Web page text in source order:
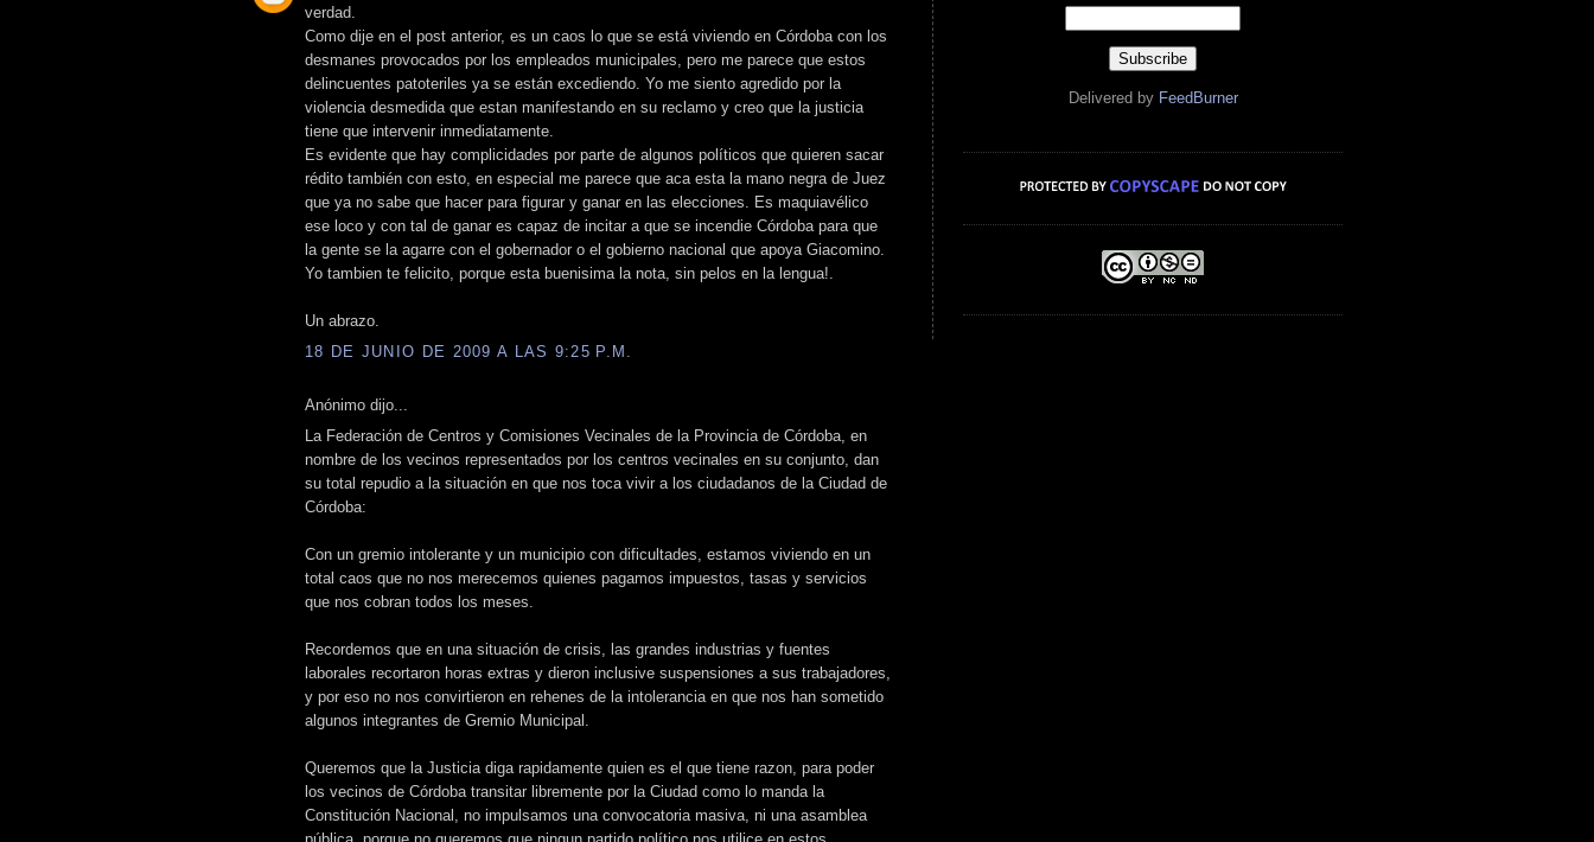
verdad.
Como dije en el post anterior, es un caos lo que se está viviendo en Córdoba con los
desmanes provocados por los empleados municipales, pero me parece que estos
delincuentes patoteriles ya se están excediendo. Yo me siento agredido por la
violencia desmedida que estan manifestando en su reclamo y creo que la justicia
tiene que intervenir inmediatamente.
Es evidente que hay complicidades por parte de algunos políticos que quieren sacar
rédito también con esto, en especial me parece que aca esta la mano negra de Juez
que ya no sabe que hacer para figurar y ganar en las elecciones. Es maquiavélico
ese loco y con tal de ganar es capaz de incitar a que se incendie Córdoba para que
la gente se la agarre con el gobernador o el gobierno nacional que apoya Giacomino.
Yo tambien te felicito, porque esta buenisima la nota, sin pelos en la lengua!.
Un abrazo.
18 DE JUNIO DE 2009 A LAS 9:25 P.M.
Anónimo dijo...
La Federación de Centros y Comisiones Vecinales de la Provincia de Córdoba, en
nombre de los vecinos representados por los centros vecinales en su conjunto, dan
su total repudio a la situación en que nos toca vivir a los ciudadanos de la Ciudad de
Córdoba:
Con un gremio intolerante y un municipio con dificultades, estamos viviendo en un
total caos que no nos merecemos quienes pagamos impuestos, tasas y servicios
que nos cobran todos los meses.
Recordemos que en una situación de crisis, las grandes industrias y fuentes
laborales recortaron horas extras y dieron inclusive suspensiones a sus trabajadores,
y por eso no nos convirtieron en rehenes de la intolerancia en que nos han sometido
algunos integrantes de Gremio Municipal.
Queremos que la Justicia diga rapidamente quien es el que tiene razon, para poder
los vecinos de Córdoba transitar libremente por la Ciudad como lo manda la
Constitución Nacional, no impulsamos una convocatoria masiva, ni una asamblea
Delivered by FeedBurner